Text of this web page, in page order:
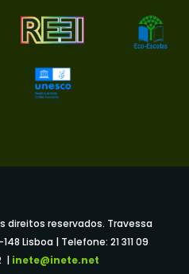
direitos reservados. Travessa
Lisboa | Telefone: 21 311 09
| inete@inete.net